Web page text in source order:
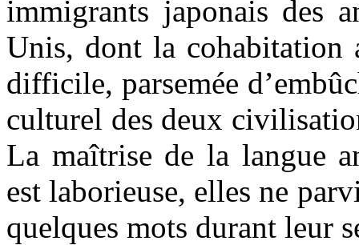
immigrants japonais des
Unis, dont la cohabitation
difficile, parsemée
culturel des deux
La maîtrise de la langue
est laborieuse, elles ne
quelques mots durant leur